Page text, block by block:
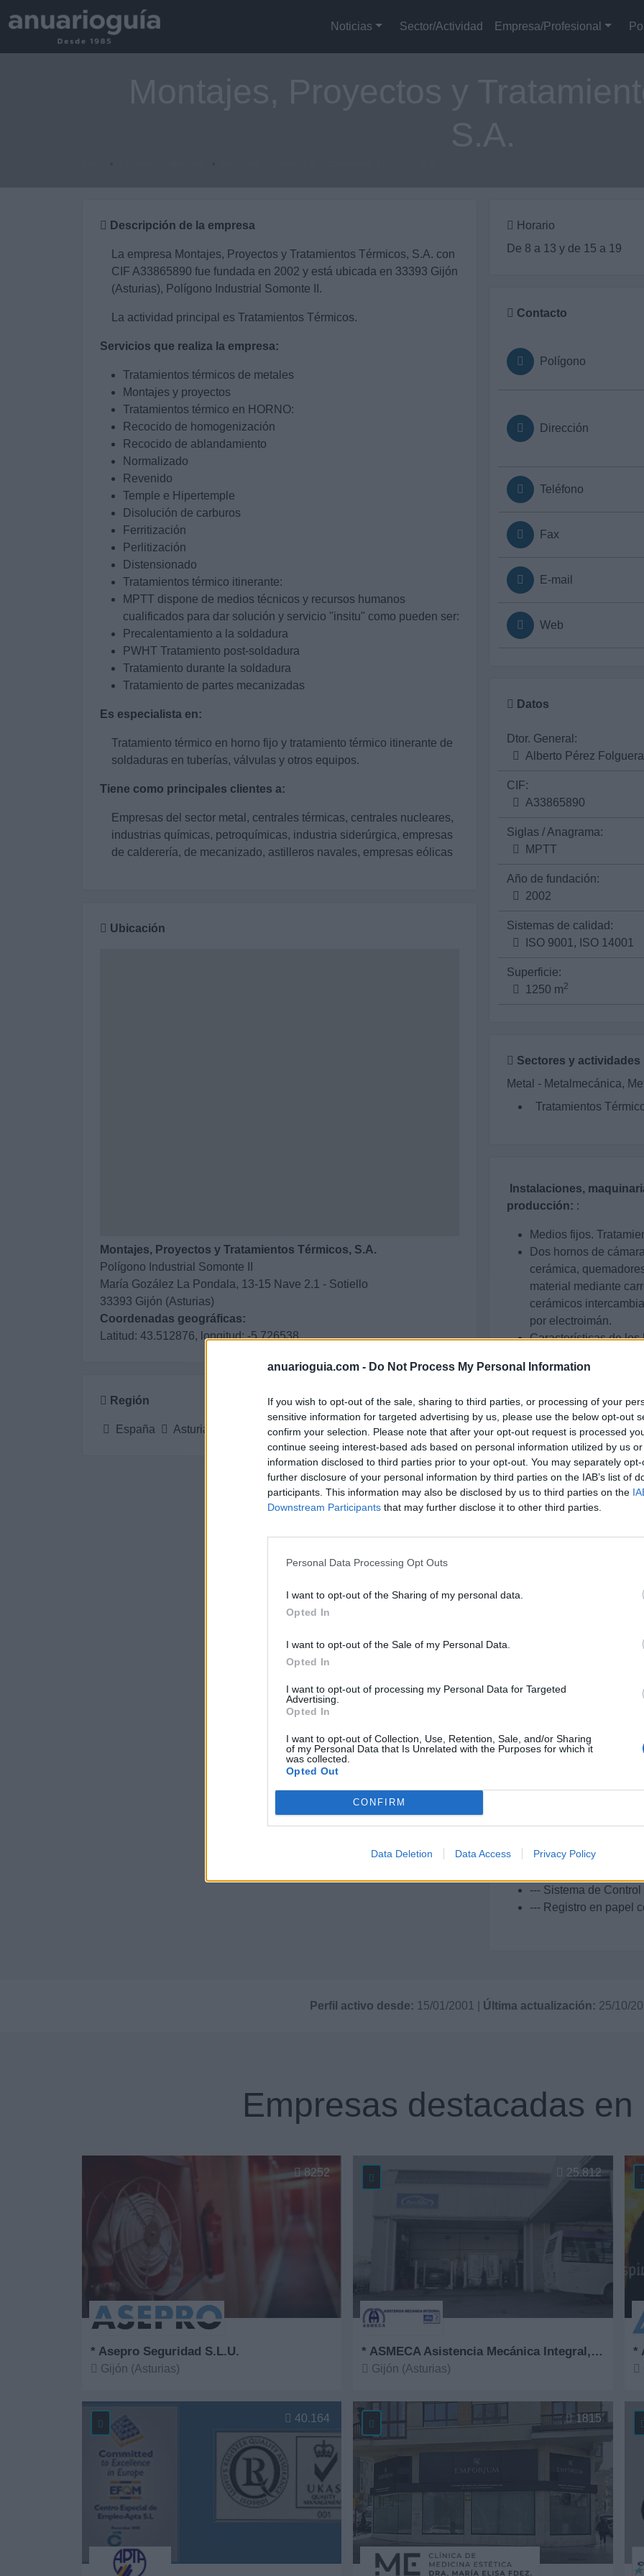
anuarioguia.com - Do Not Process My Personal Information
If you wish to opt-out of the sale, sharing to third parties, or processing of your
sensitive information for targeted advertising by us, please use the below opt-out
confirm your selection. Please note that after your opt-out request is processed
continue seeing interest-based ads based on personal information utilized by us
information disclosed to third parties prior to your opt-out. You may separately
further disclosure of your personal information by third parties on the IAB’s list of
participants. This information may also be disclosed by us to third parties on the
Downstream Participants that may further disclose it to other third parties.
Personal Data Processing Opt Outs
I want to opt-out of the Sharing of my personal data.
Opted In
I want to opt-out of the Sale of my Personal Data.
Opted In
I want to opt-out of processing my Personal Data for Targeted
Advertising.
Opted In
I want to opt-out of Collection, Use, Retention, Sale, and/or Sharing
of my Personal Data that Is Unrelated with the Purposes for which it
was collected.
Opted Out
CONFIRM
Data Deletion Data Access Privacy Policy
Noticias Sector/Actividad Empresa/Profesional
Descripción de la empresa
La empresa Montajes, Proyectos y Tratamientos Térmicos, S.A. con
CIF A33865890 fue fundada en 2002 y está ubicada en 33393 Gijón
(Asturias), Polígono Industrial Somonte II.
La actividad principal es Tratamientos Térmicos.
Servicios que realiza la empresa:
Tratamientos térmicos de metales
Montajes y proyectos
Tratamientos térmico en HORNO:
Recocido de homogenización
Recocido de ablandamiento
Normalizado
Revenido
Temple e Hipertemple
Disolución de carburos
Ferritización
Perlitización
Distensionado
Tratamientos térmico itinerante:
MPTT dispone de medios técnicos y recursos humanos
cualificados para dar solución y servicio "insitu" como pueden ser:
Precalentamiento a la soldadura
PWHT Tratamiento post-soldadura
Tratamiento durante la soldadura
Tratamiento de partes mecanizadas
Es especialista en:
Tratamiento térmico en horno fijo y tratamiento térmico itinerante de
soldaduras en tuberías, válvulas y otros equipos.
Tiene como principales clientes a:
Empresas del sector metal, centrales térmicas, centrales nucleares,
industrias químicas, petroquímicas, industria siderúrgica, empresas
de calderería, de mecanizado, astilleros navales, empresas eólicas
Ubicación
Montajes, Proyectos y Tratamientos Térmicos, S.A.
Polígono Industrial Somonte II
María Gozález La Pondala, 13-15 Nave 2.1 - Sotiello
33393 Gijón (Asturias)
Coordenadas geográficas:
Latitud: 43.512876, longitud: -5.726538
Región
España Asturias
Horario
De 8 a 13 y de 15 a 19
Contacto
Polígono
Dirección
Teléfono
Fax
E-mail
Web
Datos
Dtor. General:
Alberto Pérez
CIF:
A33865890
Siglas / Anagrama:
MPTT
Año de fundación:
2002
Sistemas de calidad:
ISO 9001, ISO 14001
Superficie:
1250 m2
Sectores y actividades
Metal - Metalmecánica,
Tratamientos
Instalaciones,
producción: :
Medios fijos.
Dos hornos de
cerámica,
material mediante
cerámicos
por electroimán.
Características de los
independientes,
de temperatura,
opción de control
El control de la
alterativos de los
llama, garantizan una
en el interior de cada
calentamiento y
--- Temperatura
--- Largo: 10,00
--- Temperatura
--- Capacidad
--- Largo: 7,00 metros
Medios móviles.
magnetotérmico
--- Sistema de
--- Registro en papel
Perfil activo desde: 15/01/2001 Última actualización: 25/10/
Empresas destacadas en
* Asepro Seguridad S.L.U.
Gijón (Asturias)
8252
* ASMECA Asistencia Mecánica Integral, S.L.
Gijón (Asturias)
25.812
*
40.164
1815